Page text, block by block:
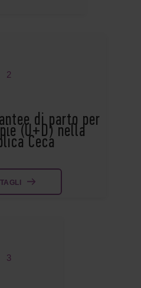
2
di parto per
(U+D) nella
Ceca
3